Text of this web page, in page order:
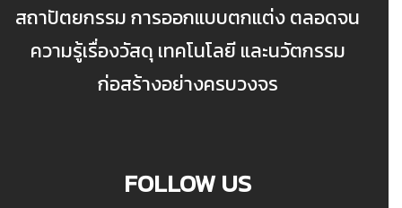
สถาปัตยกรรม การออกแบบตกแต่ง ตลอดจน
ความรู้เรื่องวัสดุ เทคโนโลยี และนวัตกรรม
ก่อสร้างอย่างครบวงจร
FOLLOW US